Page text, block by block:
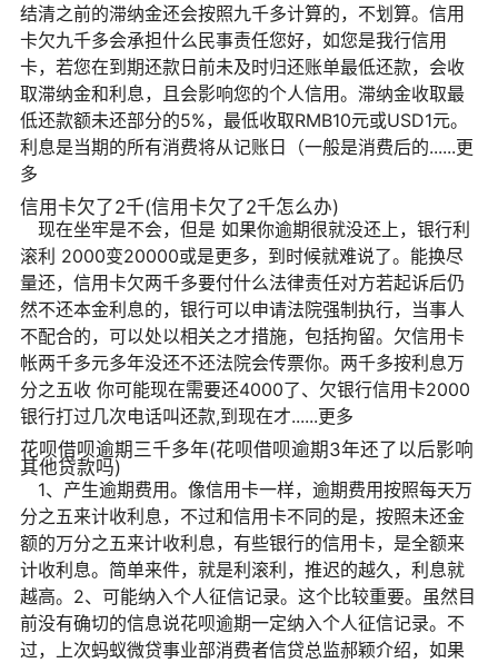
结清之前的滞纳金还会按照九千多计算的，不划算。信用
卡欠九千多会承担什么民事责任您好，如您是我行信用
卡，若您在到期还款日前未及时归还账单最低还款，会收
取滞纳金和利息，且会影响您的个人信用。滞纳金收取最
低还款额未还部分的5%，最低收取RMB10元或USD1元。
利息是当期的所有消费将从记账日（一般是消费后的......更
多
信用卡欠了2千(信用卡欠了2千怎么办)
现在坐牢是不会，但是 如果你逾期很就没还上，银行利
滚利 2000变20000或是更多，到时候就难说了。能换尽
量还，信用卡欠两千多要付什么法律责任对方若起诉后仍
然不还本金利息的，银行可以申请法院强制执行，当事人
不配合的，可以处以相关之才措施，包括拘留。欠信用卡
帐两千多元多年没还不还法院会传票你。两千多按利息万
分之五收 你可能现在需要还4000了、欠银行信用卡2000
银行打过几次电话叫还款,到现在才......更多
花呗借呗逾期三千多年(花呗借呗逾期3年还了以后影响
其他贷款吗)
1、产生逾期费用。像信用卡一样，逾期费用按照每天万
分之五来计收利息，不过和信用卡不同的是，按照未还金
额的万分之五来计收利息，有些银行的信用卡，是全额来
计收利息。简单来件，就是利滚利，推迟的越久，利息就
越高。2、可能纳入个人征信记录。这个比较重要。虽然目
前没有确切的信息说花呗逾期一定纳入个人征信记录。不
过，上次蚂蚁微贷事业部消费者信贷总监郝颖介绍，如果